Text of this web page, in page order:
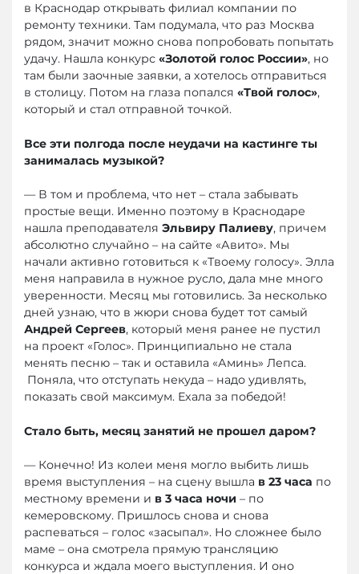
в Краснодар открывать филиал компании по
ремонту техники. Там подумала, что раз Москва
рядом, значит можно снова попробовать попытать
удачу. Нашла конкурс «Золотой голос России», но
там были заочные заявки, а хотелось отправиться
в столицу. Потом на глаза попался «Твой голос»,
который и стал отправной точкой.
Все эти полгода после неудачи на кастинге ты
занималась музыкой?
— В том и проблема, что нет – стала забывать
простые вещи. Именно поэтому в Краснодаре
нашла преподавателя Эльвиру Палиеву, причем
абсолютно случайно – на сайте «Авито». Мы
начали активно готовиться к «Твоему голосу». Элла
меня направила в нужное русло, дала мне много
уверенности. Месяц мы готовились. За несколько
дней узнаю, что в жюри снова будет тот самый
Андрей Сергеев, который меня ранее не пустил
на проект «Голос». Принципиально не стала
менять песню – так и оставила «Аминь» Лепса.
Поняла, что отступать некуда – надо удивлять,
показать свой максимум. Ехала за победой!
Стало быть, месяц занятий не прошел даром?
— Конечно! Из колеи меня могло выбить лишь
время выступления – на сцену вышла в 23 часа по
местному времени и в 3 часа ночи – по
кемеровскому. Пришлось снова и снова
распеваться – голос «засыпал». Но сложнее было
маме – она смотрела прямую трансляцию
конкурса и ждала моего выступления. И оно